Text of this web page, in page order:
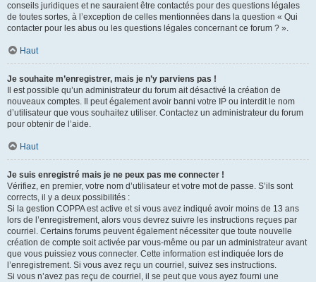
conseils juridiques et ne sauraient être contactés pour des questions légales
de toutes sortes, à l’exception de celles mentionnées dans la question « Qui
contacter pour les abus ou les questions légales concernant ce forum ? ».
Haut
Je souhaite m’enregistrer, mais je n’y parviens pas !
Il est possible qu’un administrateur du forum ait désactivé la création de
nouveaux comptes. Il peut également avoir banni votre IP ou interdit le nom
d’utilisateur que vous souhaitez utiliser. Contactez un administrateur du forum
pour obtenir de l’aide.
Haut
Je suis enregistré mais je ne peux pas me connecter !
Vérifiez, en premier, votre nom d’utilisateur et votre mot de passe. S’ils sont
corrects, il y a deux possibilités :
Si la gestion COPPA est active et si vous avez indiqué avoir moins de 13 ans
lors de l’enregistrement, alors vous devrez suivre les instructions reçues par
courriel. Certains forums peuvent également nécessiter que toute nouvelle
création de compte soit activée par vous-même ou par un administrateur avant
que vous puissiez vous connecter. Cette information est indiquée lors de
l’enregistrement. Si vous avez reçu un courriel, suivez ses instructions.
Si vous n’avez pas reçu de courriel, il se peut que vous ayez fourni une